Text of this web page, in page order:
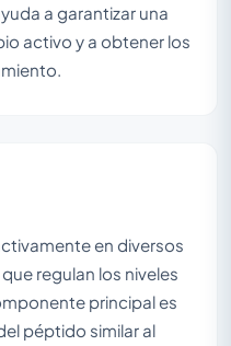
a garantizar una
activo y a obtener los
en diversos
regulan los niveles
principal es
péptido similar al